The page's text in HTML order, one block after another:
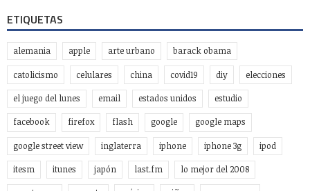
ETIQUETAS
alemania apple arte urbano barack obama
catolicismo celulares china covid19 diy elecciones
el juego del lunes email estados unidos estudio
facebook firefox flash google google maps
google street view inglaterra iphone iphone 3g ipod
itesm itunes japón last.fm lo mejor del 2008